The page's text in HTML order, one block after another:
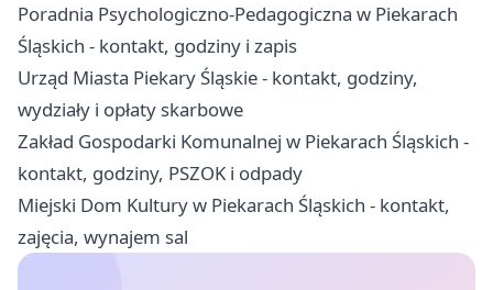
Poradnia Psychologiczno-Pedagogiczna w Piekarach
Śląskich - kontakt, godziny i zapis
Urząd Miasta Piekary Śląskie - kontakt, godziny,
wydziały i opłaty skarbowe
Zakład Gospodarki Komunalnej w Piekarach Śląskich -
kontakt, godziny, PSZOK i odpady
Miejski Dom Kultury w Piekarach Śląskich - kontakt,
zajęcia, wynajem sal